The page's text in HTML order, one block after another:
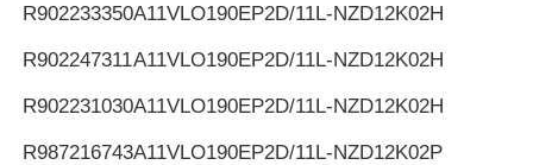
R902233350A11VLO190EP2D/11L-NZD12K02H
R902247311A11VLO190EP2D/11L-NZD12K02H
R902231030A11VLO190EP2D/11L-NZD12K02H
R987216743A11VLO190EP2D/11L-NZD12K02P